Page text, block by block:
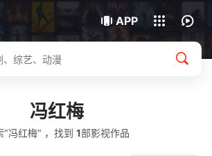
APP
下载客户端
我的观影记录
冯红梅
"冯红梅" ，找到 1部影视作品